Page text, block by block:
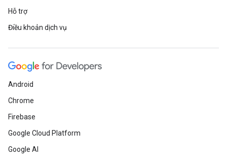
Hỗ trợ
Điều khoản dịch vụ
Android
Chrome
Firebase
Google Cloud Platform
Google AI